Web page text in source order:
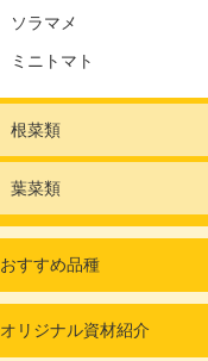
ソラマメ
ミニトマト
根菜類
葉菜類
おすすめ品種
オリジナル資材紹介